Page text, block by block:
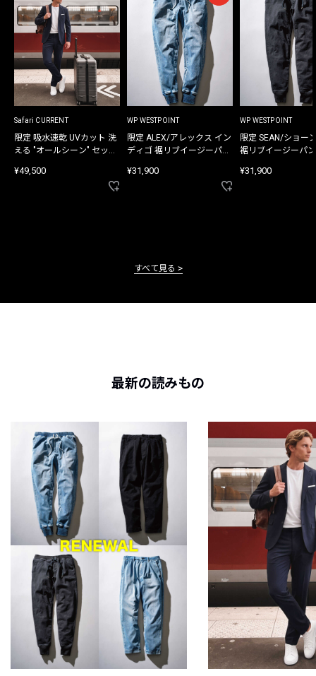
Safari CURRENT
限定 吸水速乾 UVカット 洗
える "オールシーン" セット
¥49,500
WP WESTPOINT
限定 ALEX/アレックス イン
ディゴ 裾リブイージーパン
¥31,900
WP WESTPOINT
限定 SEAN/ショー
裾リブイージーパ
¥31,900
すべて見る
最新の読みもの